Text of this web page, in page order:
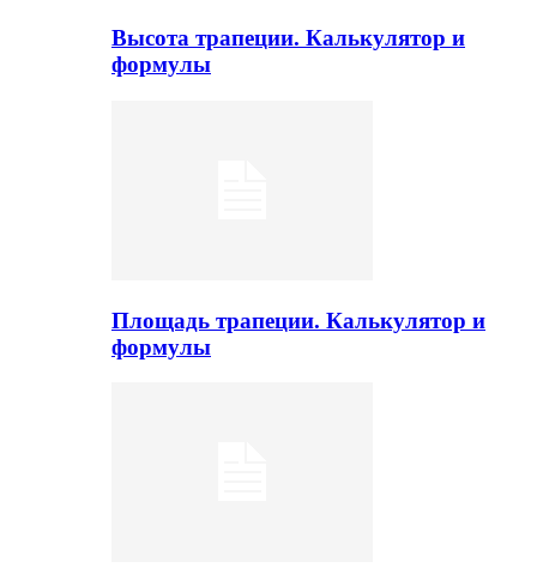
Высота трапеции. Калькулятор и
формулы
Площадь трапеции. Калькулятор и
формулы